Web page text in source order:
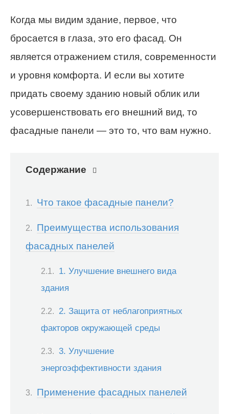
Когда мы видим здание, первое, что
бросается в глаза, это его фасад. Он
является отражением стиля, современности
и уровня комфорта. И если вы хотите
придать своему зданию новый облик или
усовершенствовать его внешний вид, то
фасадные панели — это то, что вам нужно.
Содержание
Что такое фасадные панели?
Преимущества использования
фасадных панелей
1. Улучшение внешнего вида
здания
2. Защита от неблагоприятных
факторов окружающей среды
3. Улучшение
энергоэффективности здания
Применение фасадных панелей